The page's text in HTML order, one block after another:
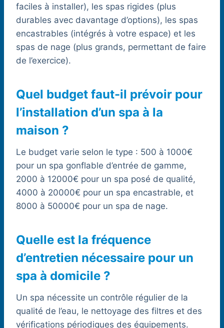
faciles à installer), les spas rigides (plus
durables avec davantage d’options), les spas
encastrables (intégrés à votre espace) et les
spas de nage (plus grands, permettant de faire
de l’exercice).
Quel budget faut-il prévoir pour
l’installation d’un spa à la
maison ?
Le budget varie selon le type : 500 à 1000€
pour un spa gonflable d’entrée de gamme,
2000 à 12000€ pour un spa posé de qualité,
4000 à 20000€ pour un spa encastrable, et
8000 à 50000€ pour un spa de nage.
Quelle est la fréquence
d’entretien nécessaire pour un
spa à domicile ?
Un spa nécessite un contrôle régulier de la
qualité de l’eau, le nettoyage des filtres et des
vérifications périodiques des équipements.